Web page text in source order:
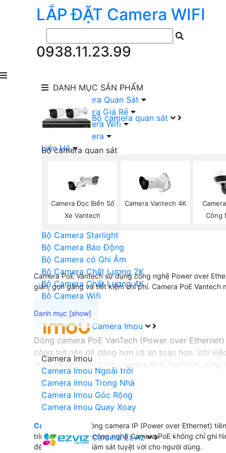
LẮP ĐẶT Camera WIFI
0938.11.23.99
DANH MỤC SẢN PHẨM
Bộ camera quan sát
Bộ camera quan sát
Camera KBVISION Trọn Bộ
Camera DAHUA Trọn Bộ
Camera giá Rẻ Trọn Bộ
Bộ Camera Nên Dùng
Bộ Camera Starlight
Bộ Camera Báo Động
Bộ Camera có Ghi Âm
Bộ Camera Chất Lượng 2K
Bộ Camera Chất Lượng 4K
Bộ Camera Wifi
Camera Imou
Camera Imou
Camera Imou Ngoài trời
Camera Imou Trong Nhà
Camera Imou Góc Rộng
Camera Imou Quay Xoay
Camera Ezviz
lắp Đặt Camera Quan Sát
Lắp Bộ Camera Giá Rẻ
Lắp Đặt Camera Wifi
Đầu Ghi Camera
Liên Hệ
Camera Đọc Biển Số
Xe Vantech
Camera Vantech 4K
Công
Camera PoE Vantech sử dụng công nghệ Power over
giản, gọn gàng và tiết kiệm chi phí. Camera PoE
Dòng camera PoE VanTech (Power over
công trở nên dễ dàng hơn và an toàn hơn. Với
gian. Đồng thời, dòng camera PoE VanTech
VanTech để nâng cao hiệu suất và tiết kiệm chi
Camera PoE
là dòng camera IP (Power over Ethernet)
trình thi công. Với công nghệ Camera PoE không chỉ ghi
đến trải nghiệm giám sát tuyệt vời cho người dùng.